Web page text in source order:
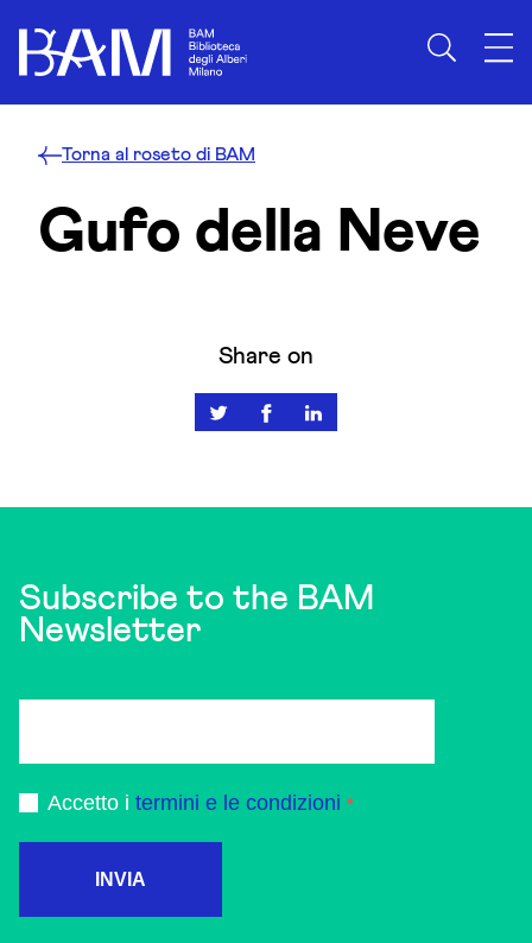
Torna al roseto di BAM
Gufo della Neve
Share on
Subscribe to the BAM
Newsletter
Accetto i termini e le condizioni
INVIA